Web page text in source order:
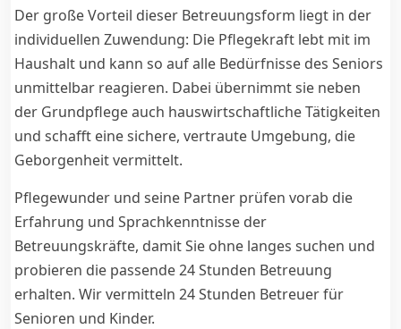
Der große Vorteil dieser Betreuungsform liegt in der
individuellen Zuwendung: Die Pflegekraft lebt mit im
Haushalt und kann so auf alle Bedürfnisse des Seniors
unmittelbar reagieren. Dabei übernimmt sie neben
der Grundpflege auch hauswirtschaftliche Tätigkeiten
und schafft eine sichere, vertraute Umgebung, die
Geborgenheit vermittelt.
Pflegewunder und seine Partner prüfen vorab die
Erfahrung und Sprachkenntnisse der
Betreuungskräfte, damit Sie ohne langes suchen und
probieren die passende 24 Stunden Betreuung
erhalten. Wir vermitteln 24 Stunden Betreuer für
Senioren und Kinder.